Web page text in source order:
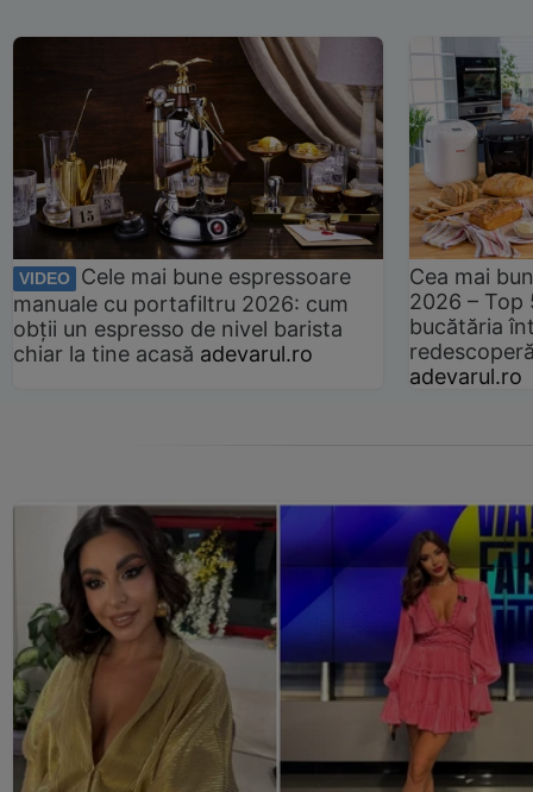
VIDEO
Cele mai bune espressoare
manuale cu portafiltru 2026: cum
obții un espresso de nivel barista
chiar la tine acasă adevarul.ro
Cea mai
2026 –
bucătăria
adevarul.ro